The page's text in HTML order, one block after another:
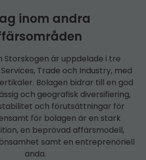
inom andra
Storskogen är uppdelade i tre
Trade och Industry, med
Bolagen bidrar till en god
och geografisk diversifiering,
och förutsättningar för
för bolagen är en stark
en beprövad affärsmodell,
samt en entreprenöriell
anda.